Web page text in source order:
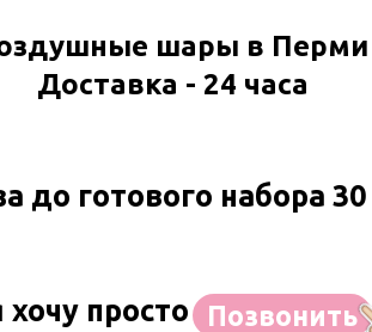
шары в Перми
Доставка - 24 часа
до готового набора
Позвонить
просто